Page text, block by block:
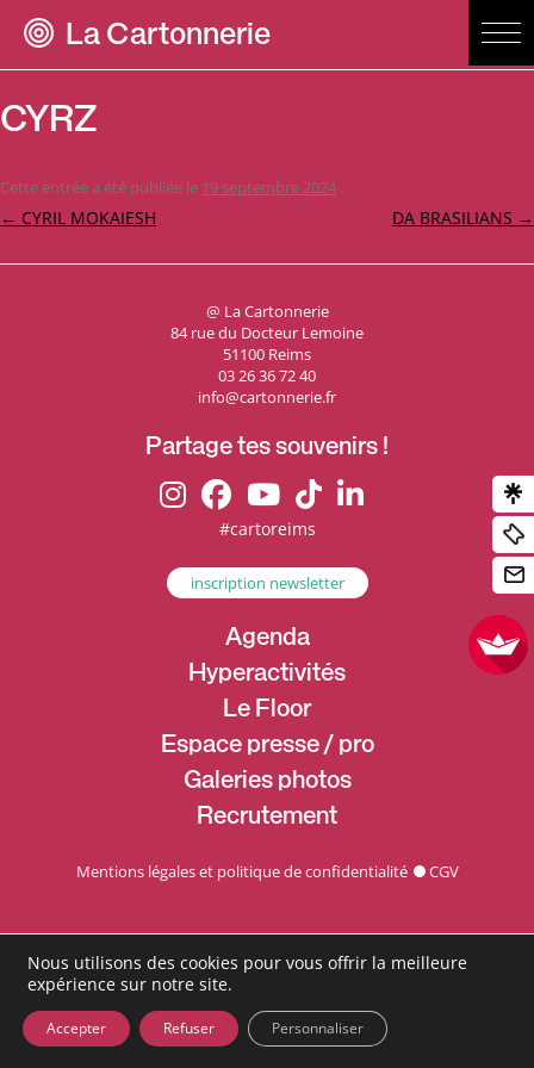
La Cartonnerie
CYRZ
Cette entrée a été publiée le 19 septembre 2024 .
Navigation
← CYRIL MOKAIESH DA BRASILIANS →
@ La Cartonnerie
84 rue du Docteur Lemoine
51100 Reims
03 26 36 72 40
info@cartonnerie.fr
Partage tes souvenirs !
#cartoreims
inscription newsletter
Agenda
Hyperactivités
Le Floor
Espace presse / pro
Galeries photos
Recrutement
Mentions légales et politique de confidentialité CGV
Nous utilisons des cookies pour vous offrir la meilleure
expérience sur notre site.
Accepter Refuser Personnaliser